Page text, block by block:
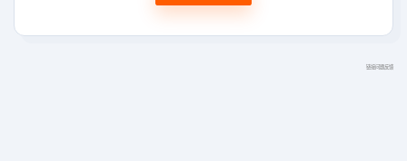
链接问题反馈